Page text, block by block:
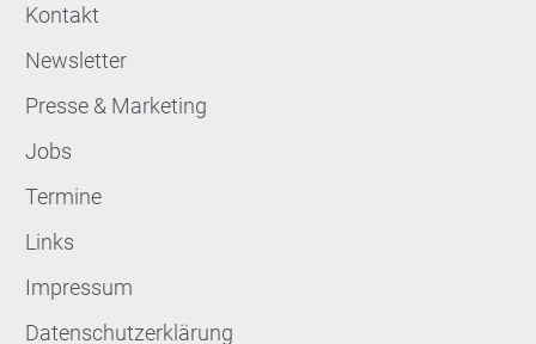
Kontakt
Newsletter
Presse & Marketing
Jobs
Termine
Links
Impressum
Datenschutzerklärung